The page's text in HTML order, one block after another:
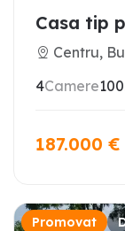
Casa tip
Centru,
4Camere100
187.000 €
Promovat